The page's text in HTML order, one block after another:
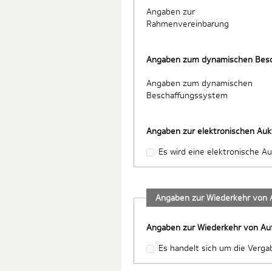
Angaben zur
Rahmenvereinbarung
Angaben zum dynamischen
Angaben zum dynamischen
Beschaffungssystem
Angaben zur elektronischen
Es wird eine elektronische
Angaben zur Wiederkehr von
Angaben zur Wiederkehr von
Es handelt sich um die